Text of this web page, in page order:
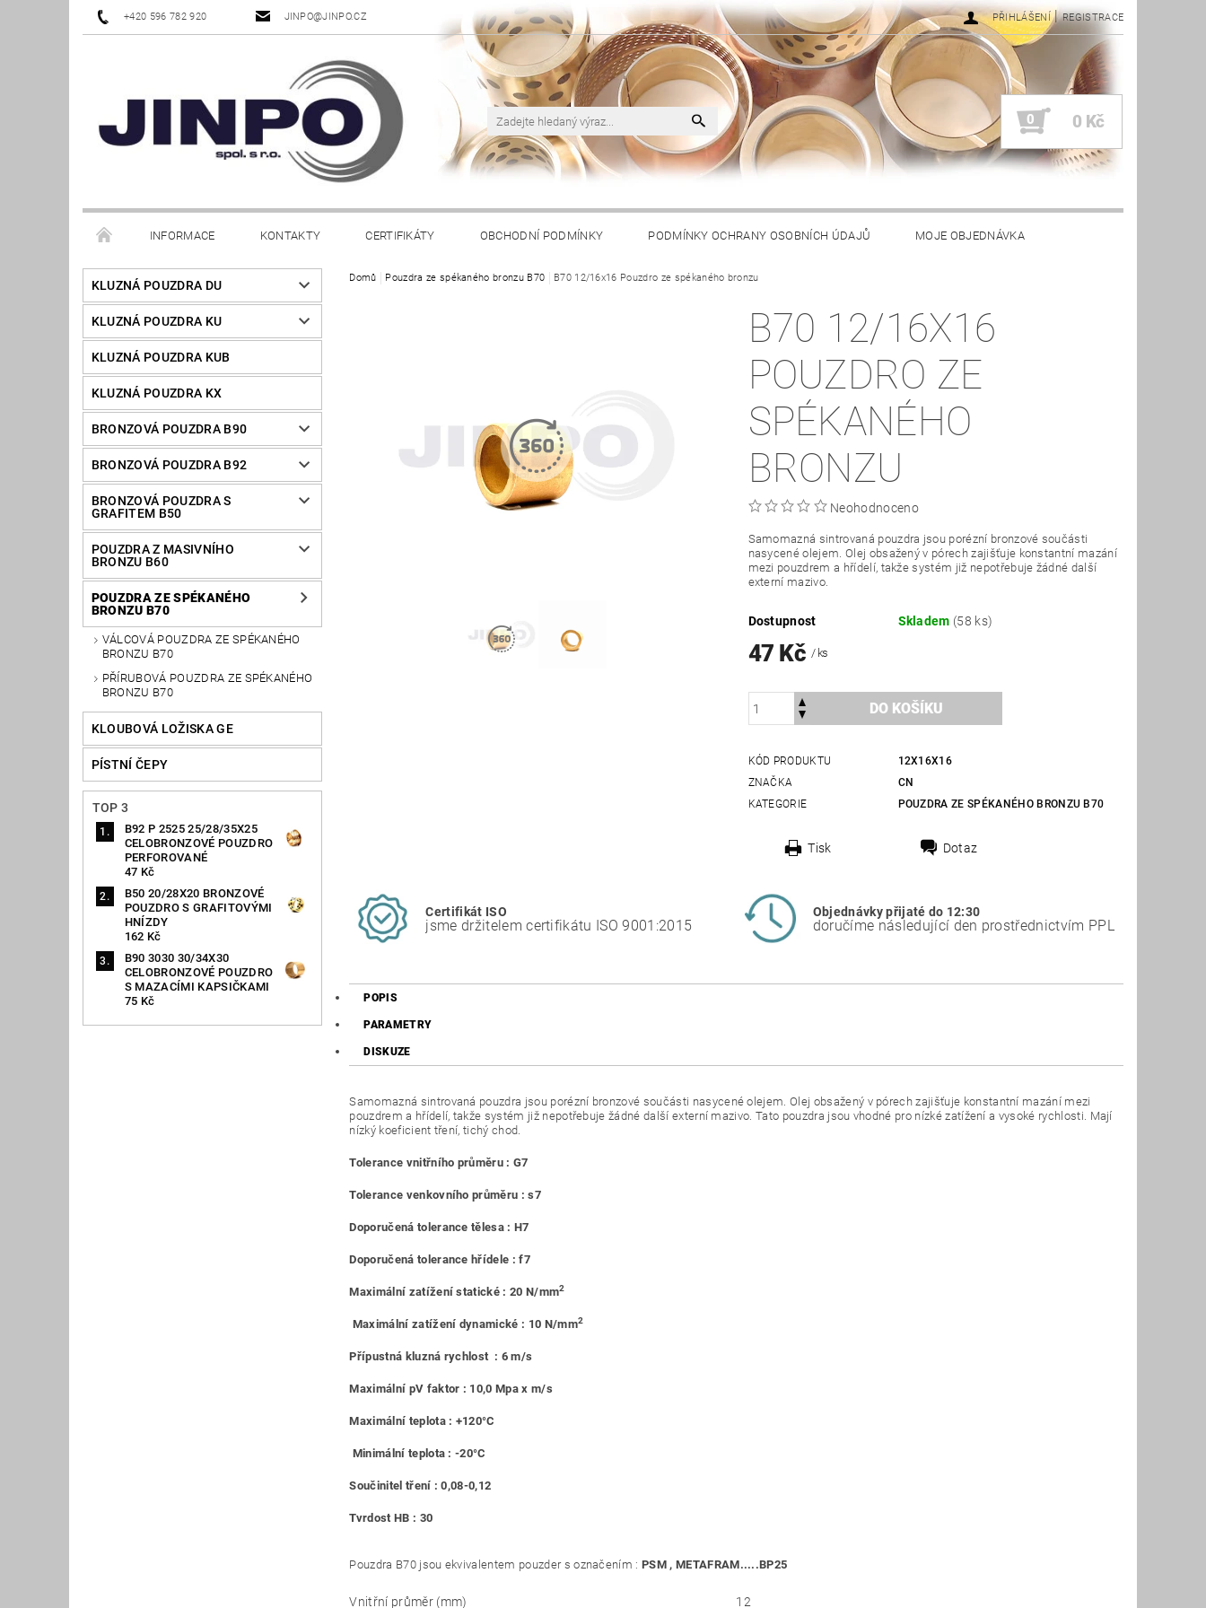
+420 596 782 920 JINPO@JINPO.CZ PŘIHLÁŠENÍ | REGISTRACE
0 0 Kč
INFORMACE KONTAKTY CERTIFIKÁTY OBCHODNÍ PODMÍNKY PODMÍNKY OCHRANY OSOBNÍCH ÚDAJŮ MOJE OBJEDNÁVKA
KLUZNÁ POUZDRA DU
KLUZNÁ POUZDRA KU
KLUZNÁ POUZDRA KUB
KLUZNÁ POUZDRA KX
BRONZOVÁ POUZDRA B90
BRONZOVÁ POUZDRA B92
BRONZOVÁ POUZDRA S
GRAFITEM B50
POUZDRA Z MASIVNÍHO
BRONZU B60
POUZDRA ZE SPÉKANÉHO
BRONZU B70
VÁLCOVÁ POUZDRA ZE SPÉKANÉHO
BRONZU B70
PŘÍRUBOVÁ POUZDRA ZE SPÉKANÉHO
BRONZU B70
KLOUBOVÁ LOŽISKA GE
PÍSTNÍ ČEPY
TOP 3
B92 P 2525 25/28/35X25
CELOBRONZOVÉ POUZDRO
PERFOROVANÉ
47 Kč
B50 20/28X20 BRONZOVÉ
POUZDRO S GRAFITOVÝMI
HNÍZDY
162 Kč
B90 3030 30/34X30
CELOBRONZOVÉ POUZDRO
S MAZACÍMI KAPSIČKAMI
75 Kč
Domů Pouzdra ze spékaného bronzu B70 B70 12/16x16 Pouzdro ze spékaného bronzu
B70 12/16X16
POUZDRO ZE
SPÉKANÉHO
BRONZU
Neohodnoceno
Samomazná sintrovaná pouzdra jsou porézní bronzové součásti
nasycené olejem. Olej obsažený v pórech zajišťuje konstantní mazání
mezi pouzdrem a hřídelí, takže systém již nepotřebuje žádné další
externí mazivo.
Dostupnost Skladem (58 ks)
47 Kč / ks
KÓD PRODUKTU
12X16X16
ZNAČKA
CN
KATEGORIE
POUZDRA ZE SPÉKANÉHO BRONZU B70
Tisk Dotaz
Certifikát ISO
jsme držitelem certifikátu ISO 9001:2015
Objednávky přijaté do 12:30
doručíme následující den prostřednictvím PPL
POPIS
PARAMETRY
DISKUZE
Samomazná sintrovaná pouzdra jsou porézní bronzové součásti nasycené olejem. Olej obsažený v pórech zajišťuje konstantní mazání mezi
pouzdrem a hřídelí, takže systém již nepotřebuje žádné další externí mazivo. Tato pouzdra jsou vhodné pro nízké zatížení a vysoké rychlosti. Mají
nízký koeficient tření, tichý chod.
Tolerance vnitřního průměru : G7
Tolerance venkovního průměru : s7
Doporučená tolerance tělesa : H7
Doporučená tolerance hřídele : f7
Maximální zatížení statické : 20 N/mm2
Maximální zatížení dynamické : 10 N/mm2
Přípustná kluzná rychlost : 6 m/s
Maximální pV faktor : 10,0 Mpa x m/s
Maximální teplota : +120°C
Minimální teplota : -20°C
Součinitel tření : 0,08-0,12
Tvrdost HB : 30
Pouzdra B70 jsou ekvivalentem pouzder s označením :PSM , METAFRAM.....BP25
Vnitřní průměr (mm) 12